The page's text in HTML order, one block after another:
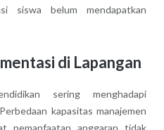
siswa belum mendapatkan
di Lapangan
sering menghadapi
kapasitas manajemen
pemanfaatan anggaran tidak